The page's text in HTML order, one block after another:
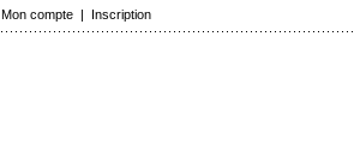
Mon compte | Inscription